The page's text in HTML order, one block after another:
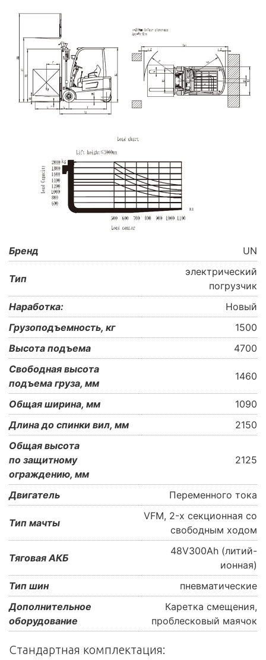
Бренд UN
Тип
электрический
погрузчик
Наработка:
Новый
Грузоподъемность, кг
1500
Высота подъема
4700
Свободная высота
подъема груза, мм
1460
Общая ширина, мм
1090
Длина до спинки вил, мм
2150
Общая высота
по защитному
ограждению, мм
2125
Двигатель Переменного тока
Тип мачты
VFM, 2-х секционная со
свободным ходом
Тяговая АКБ
48V300Ah (литий-
ионная)
Тип шин
пневматические
Дополнительное
оборудование
Каретка смещения,
проблесковый маячок
Стандартная комплектация: